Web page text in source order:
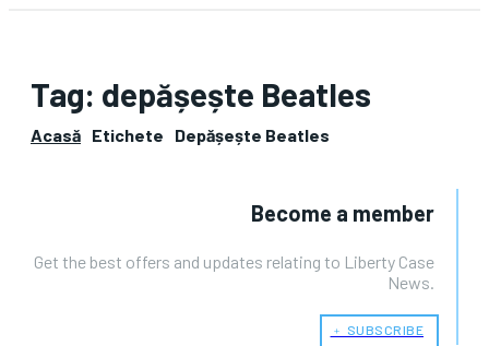
Tag: depășește Beatles
Acasă Etichete Depășește Beatles
Become a member
Get the best offers and updates relating to Liberty Case
News.
﹢ SUBSCRIBE